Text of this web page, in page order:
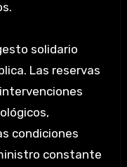
solidario
Las reservas
condiciones
constante